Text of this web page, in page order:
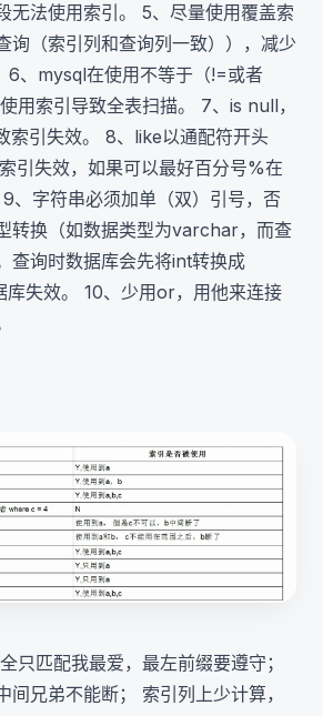
无法使用索引。 5、尽量使用覆盖索
询（索引列和查询列一致）），减少
6、mysql在使用不等于（!=或者
用索引导致全表扫描。 7、is null，
索引失效。 8、like以通配符开头
索引失效，如果可以最好百分号%在
9、字符串必须加单（双）引号，否
转换（如数据类型为varchar，而查
查询时数据库会先将int转换成
失效。 10、少用or，用他来连接
只匹配我最爱，最左前缀要遵守；
间兄弟不能断； 索引列上少计算，